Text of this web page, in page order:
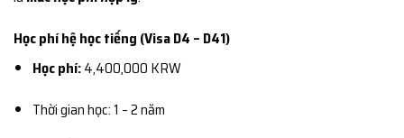
Học phí hệ học tiếng (Visa D4 – D41)
Học phí:4,400,000 KRW
Thời gian học: 1 – 2 năm